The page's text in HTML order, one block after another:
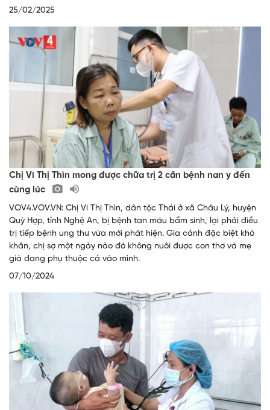
25/02/2025
Chị Vi Thị Thìn mong được chữa trị 2 căn bệnh nan y đến
cùng lúc
VOV4.VOV.VN: Chị Vi Thị Thìn, dân tộc Thái ở xã Châu Lý, huyện
Quỳ Hợp, tỉnh Nghệ An, bị bệnh tan máu bẩm sinh, lại phải điều
trị tiếp bệnh ung thư vừa mới phát hiện. Gia cảnh đặc biệt khó
khăn, chị sợ một ngày nào đó không nuôi được con thơ và mẹ
già đang phụ thuộc cả vào mình.
07/10/2024